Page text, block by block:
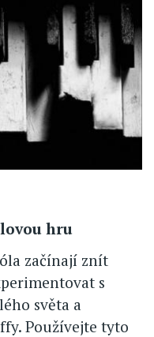
hru
začínají znít
s
světa a
Používejte tyto